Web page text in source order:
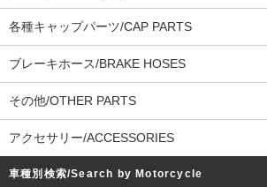
各種キャップパーツ/CAP PARTS
ブレーキホース/BRAKE HOSES
その他/OTHER PARTS
アクセサリー/ACCESSORIES
車種別検索/Search by Motorcycle